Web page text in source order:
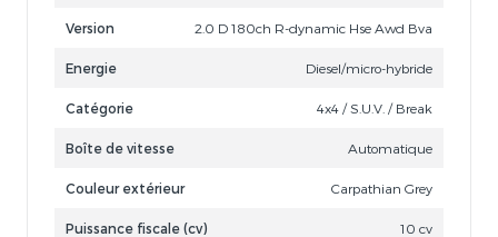
Version 2.0 D 180ch R-dynamic Hse Awd Bva
Energie Diesel/micro-hybride
Catégorie 4x4 / S.U.V. / Break
Boîte de vitesse Automatique
Couleur extérieur Carpathian Grey
Puissance fiscale (cv) 10 cv